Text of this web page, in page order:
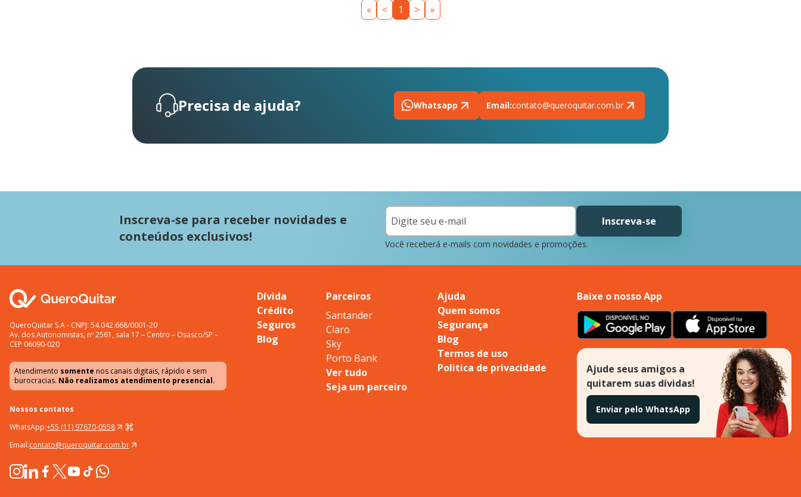
« < 1 > »
Precisa de ajuda? Whatsapp Email:contato@queroquitar.com.br
Inscreva-se para receber novidades e
conteúdos exclusivos!
Inscreva-se
Você receberá e-mails com novidades e promoções.
QueroQuitar S.A - CNPJ: 54.042.668/0001-20
Av. dos Autonomistas, nº 2561, sala 17 – Centro – Osasco/SP –
CEP 06090-020
Atendimento somente nos canais digitais, rápido e sem
burocracias. Não realizamos atendimento presencial.
Nossos contatos
WhatsApp:+55 (11) 97670-0558
Email:contato@queroquitar.com.br
Dívida
Crédito
Seguros
Blog
Parceiros
Santander
Claro
Sky
Porto Bank
Ver tudo
Seja um parceiro
Ajuda
Quem somos
Segurança
Blog
Termos de uso
Politica de privacidade
Baixe o nosso App
Ajude seus amigos a
quitarem suas dívidas!
Enviar pelo WhatsApp